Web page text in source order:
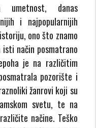
umetnost, danas
i najpopularnijih
ono što znamo
način posmatrano
je na različitim
pozorište i
žanrovi koji su
svetu, te na
načine. Teško